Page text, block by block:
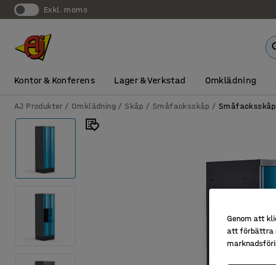
exkl. moms
Kontor & Konferens Lager & Verkstad Omklädning
AJ Produkter Omklädning Skåp Småfacksskåp
Genom att
att förbättra